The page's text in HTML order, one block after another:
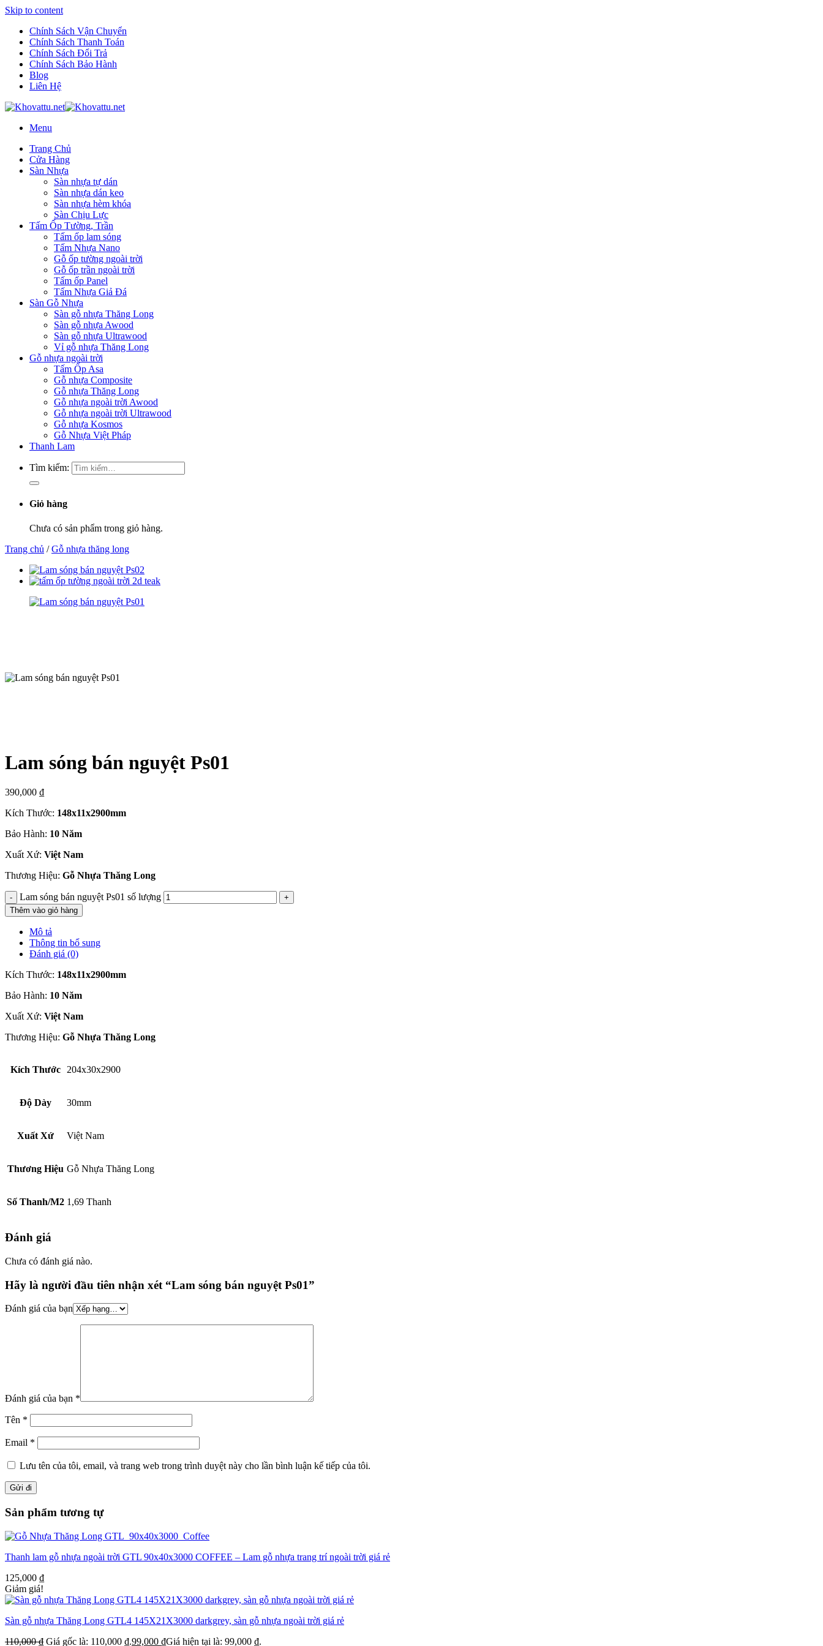
Skip to content
Chính Sách Vận Chuyển
Chính Sách Thanh Toán
Chính Sách Đổi Trả
Chính Sách Bảo Hành
Blog
Liên Hệ
Menu
Trang Chủ
Cửa Hàng
Sàn Nhựa
Sàn nhựa tự dán
Sàn nhựa dán keo
Sàn nhựa hèm khóa
Sàn Chịu Lực
Tấm Ốp Tường, Trần
Tấm ốp lam sóng
Tấm Nhựa Nano
Gỗ ốp tường ngoài trời
Gỗ ốp trần ngoài trời
Tấm ốp Panel
Tấm Nhựa Giả Đá
Sàn Gỗ Nhựa
Sàn gỗ nhựa Thăng Long
Sàn gỗ nhựa Awood
Sàn gỗ nhựa Ultrawood
Vỉ gỗ nhựa Thăng Long
Gỗ nhựa ngoài trời
Tấm Ốp Asa
Gỗ nhựa Composite
Gỗ nhựa Thăng Long
Gỗ nhựa ngoài trời Awood
Gỗ nhựa ngoài trời Ultrawood
Gỗ nhựa Kosmos
Gỗ Nhựa Việt Pháp
Thanh Lam
Tìm kiếm:
Giỏ hàng
Chưa có sản phẩm trong giỏ hàng.
Trang chủ / Gỗ nhựa thăng long
Lam sóng bán nguyệt Ps01
390,000 ₫
Kích Thước: 148x11x2900mm
Bảo Hành: 10 Năm
Xuất Xứ: Việt Nam
Thương Hiệu: Gỗ Nhựa Thăng Long
Lam sóng bán nguyệt Ps01 số lượng
Thêm vào giỏ hàng
Mô tả
Thông tin bổ sung
Đánh giá (0)
Kích Thước: 148x11x2900mm
Bảo Hành: 10 Năm
Xuất Xứ: Việt Nam
Thương Hiệu: Gỗ Nhựa Thăng Long
Kích Thước 204x30x2900
Độ Dày 30mm
Xuất Xứ Việt Nam
Thương Hiệu Gỗ Nhựa Thăng Long
Số Thanh/M2 1,69 Thanh
Đánh giá
Chưa có đánh giá nào.
Hãy là người đầu tiên nhận xét “Lam sóng bán nguyệt Ps01”
Đánh giá của bạn
Đánh giá của bạn *
Tên *
Email *
Lưu tên của tôi, email, và trang web trong trình duyệt này cho lần bình luận kế tiếp của tôi.
Sản phẩm tương tự
Thanh lam gỗ nhựa ngoài trời GTL 90x40x3000 COFFEE – Lam gỗ nhựa trang trí ngoài trời giá rẻ
125,000 ₫
Giảm giá!
Sàn gỗ nhựa Thăng Long GTL4 145X21X3000 darkgrey, sàn gỗ nhựa ngoài trời giá rẻ
110,000₫ Giá gốc là: 110,000 ₫.99,000 ₫Giá hiện tại là: 99,000 ₫.